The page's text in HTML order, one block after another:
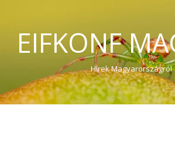
EIFKONF
Hírek Magyarországról